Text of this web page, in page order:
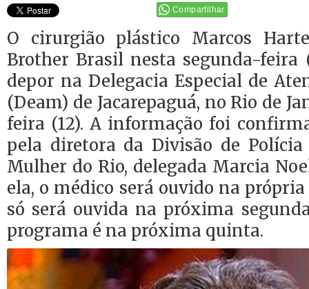
Compartilhar
O cirurgião plástico Marcos
Brother Brasil nesta segunda-feira
depor na Delegacia Especial de
(Deam) de Jacarepaguá, no Rio de
feira (12). A informação foi
pela diretora da Divisão de
Mulher do Rio, delegada Marcia
ela, o médico será ouvido na
só será ouvida na próxima
programa é na próxima quinta.